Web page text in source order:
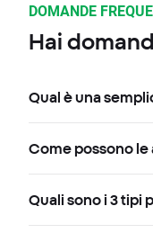
DOMANDE
Hai
Qual è una
Come possono le
Quali sono i 3 tipi